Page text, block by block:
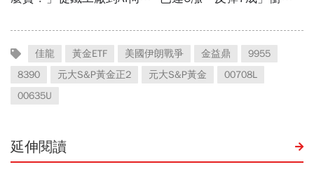
佳龍 黃金ETF 美國伊朗戰爭 金益鼎
9955
8390
元大S&P黃金正2 元大S&P黃金
00708L
00635U
延伸閱讀